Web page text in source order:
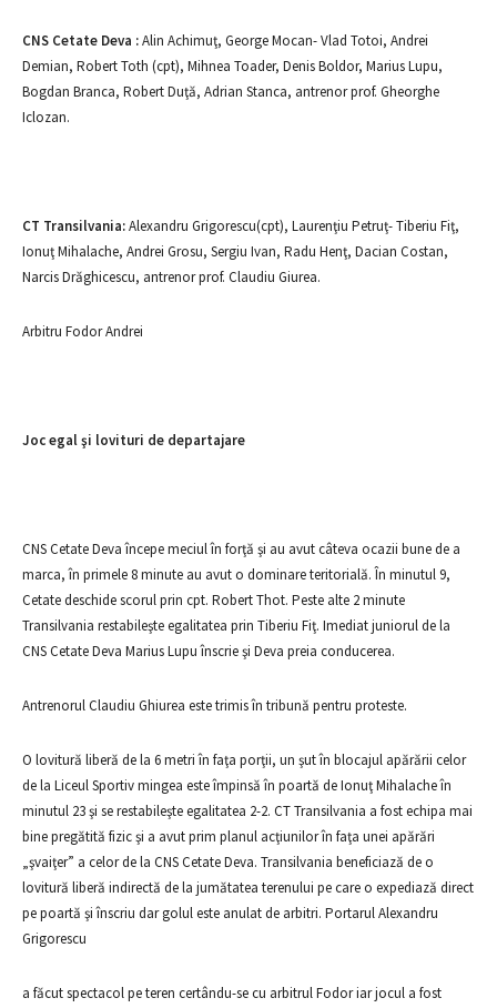
CNS Cetate Deva :Alin Achimuţ, George Mocan- Vlad Totoi, Andrei
Demian, Robert Toth (cpt), Mihnea Toader, Denis Boldor, Marius Lupu,
Bogdan Branca, Robert Duţă, Adrian Stanca, antrenor prof. Gheorghe
Iclozan.
CT Transilvania:Alexandru Grigorescu(cpt), Laurenţiu Petruţ- Tiberiu Fiţ,
Ionuţ Mihalache, Andrei Grosu, Sergiu Ivan, Radu Henţ, Dacian Costan,
Narcis Drăghicescu, antrenor prof. Claudiu Giurea.
Arbitru Fodor Andrei
Joc egal şi lovituri de departajare
CNS Cetate Deva începe meciul în forţă şi au avut câteva ocazii bune de a
marca, în primele 8 minute au avut o dominare teritorială. În minutul 9,
Cetate deschide scorul prin cpt. Robert Thot. Peste alte 2 minute
Transilvania restabileşte egalitatea prin Tiberiu Fiţ. Imediat juniorul de la
CNS Cetate Deva Marius Lupu înscrie şi Deva preia conducerea.
Antrenorul Claudiu Ghiurea este trimis în tribună pentru proteste.
O lovitură liberă de la 6 metri în faţa porţii, un şut în blocajul apărării celor
de la Liceul Sportiv mingea este împinsă în poartă de Ionuţ Mihalache în
minutul 23 şi se restabileşte egalitatea 2-2. CT Transilvania a fost echipa mai
bine pregătită fizic şi a avut prim planul acţiunilor în faţa unei apărări
„şvaiţer” a celor de la CNS Cetate Deva. Transilvania beneficiază de o
lovitură liberă indirectă de la jumătatea terenului pe care o expediază direct
pe poartă şi înscriu dar golul este anulat de arbitri. Portarul Alexandru
Grigorescu
a făcut spectacol pe teren certându-se cu arbitrul Fodor iar jocul a fost